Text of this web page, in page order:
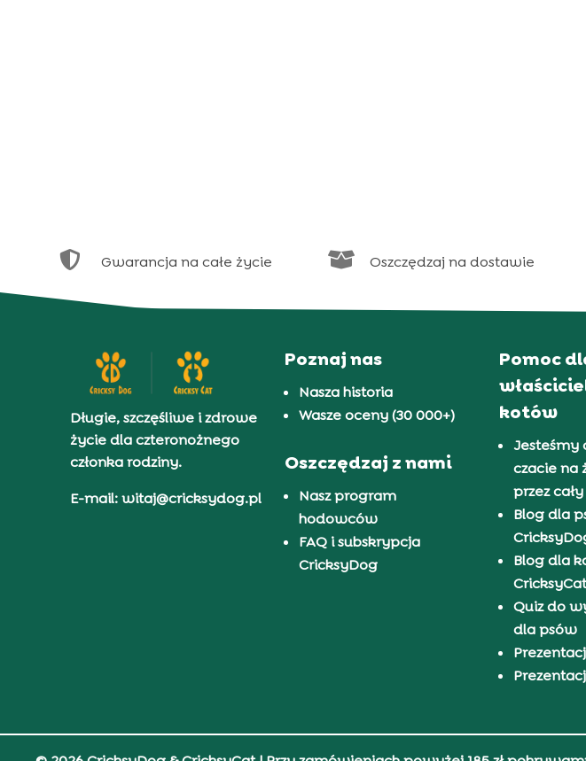
 Gwarancja na całe życie  Oszczędzaj na dostawie
Długie, szczęśliwe i zdrowe
życie dla czteronożnego
członka rodziny.
E-mail: witaj@cricksydog.pl
Poznaj nas
Nasza historia
Wasze oceny (30 000+)
Oszczędzaj z nami
Nasz program
hodowców
FAQ i subskrypcja
CricksyDog
Pomoc
kotów
Jesteśmy
czacie na
przez
Blog dla
Blog dla
Quiz do
dla psów